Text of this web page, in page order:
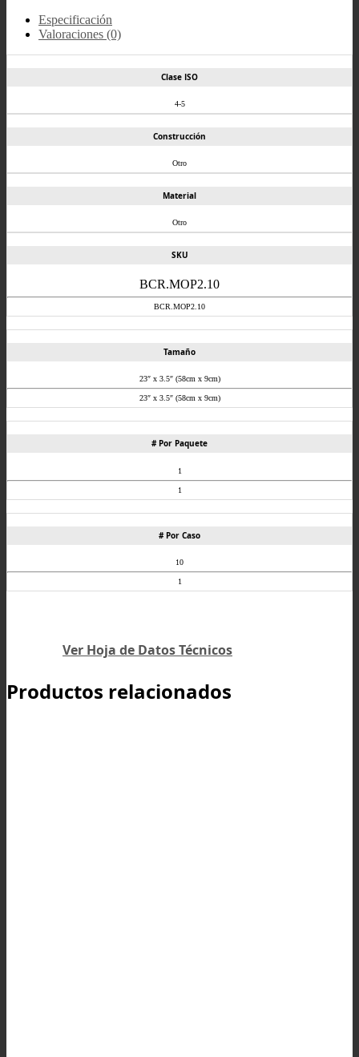
Especificación
Valoraciones (0)
Clase ISO
4-5
Construcción
Otro
Material
Otro
SKU
BCR.MOP2.10
BCR.MOP2.10
Tamaño
23″ x 3.5″ (58cm x 9cm)
23″ x 3.5″ (58cm x 9cm)
# Por Paquete
1
1
# Por Caso
10
1
Ver Hoja de Datos Técnicos
Productos relacionados